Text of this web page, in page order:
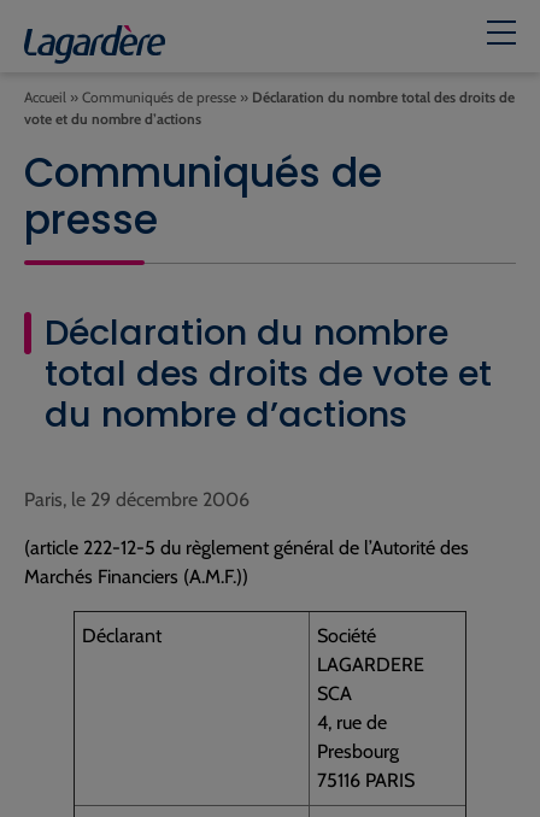
Accueil » Communiqués de presse » Déclaration du nombre total des droits de
vote et du nombre d’actions
Communiqués de
presse
Déclaration du nombre
total des droits de vote et
du nombre d’actions
Paris, le 29 décembre 2006
(article 222-12-5 du règlement général de l’Autorité des
Marchés Financiers (A.M.F.))
Déclarant
Société
LAGARDERE
SCA
4, rue de
Presbourg
75116 PARIS